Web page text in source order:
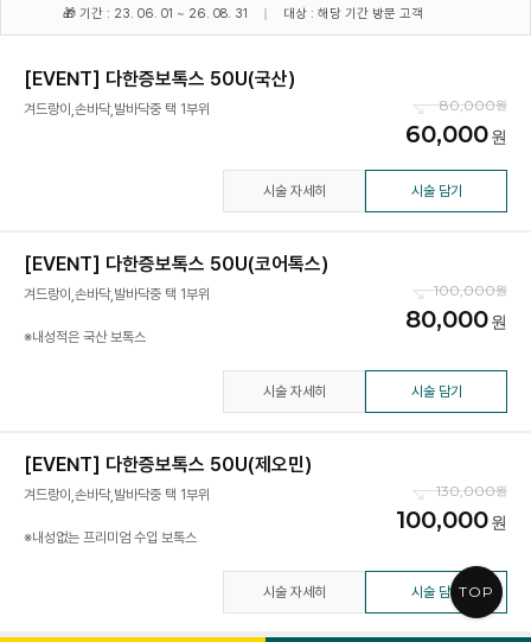
TOP
🎁 기간 : 23. 06. 01 ~ 26. 08. 31 대상 : 해당 기간 방문 고객
[EVENT] 다한증보톡스 50U(국산)
겨드랑이,손바닥,발바닥중 택 1부위 80,000
60,000
시술 자세히 시술 담기
[EVENT] 다한증보톡스 50U(코어톡스)
겨드랑이,손바닥,발바닥중 택 1부위
※내성적은 국산 보톡스
100,000
80,000
시술 자세히 시술 담기
[EVENT] 다한증보톡스 50U(제오민)
겨드랑이,손바닥,발바닥중 택 1부위
※내성없는 프리미엄 수입 보톡스
130,000
100,000
시술 자세히 시술 담기